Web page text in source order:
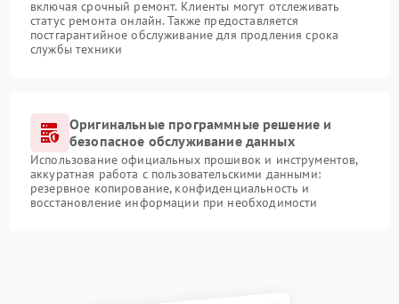
включая срочный ремонт. Клиенты могут отслеживать
статус ремонта онлайн. Также предоставляется
постгарантийное обслуживание для продления срока
службы техники
Оригинальные программные решение и
безопасное обслуживание данных
Использование официальных прошивок и инструментов,
аккуратная работа с пользовательскими данными:
резервное копирование, конфиденциальность и
восстановление информации при необходимости